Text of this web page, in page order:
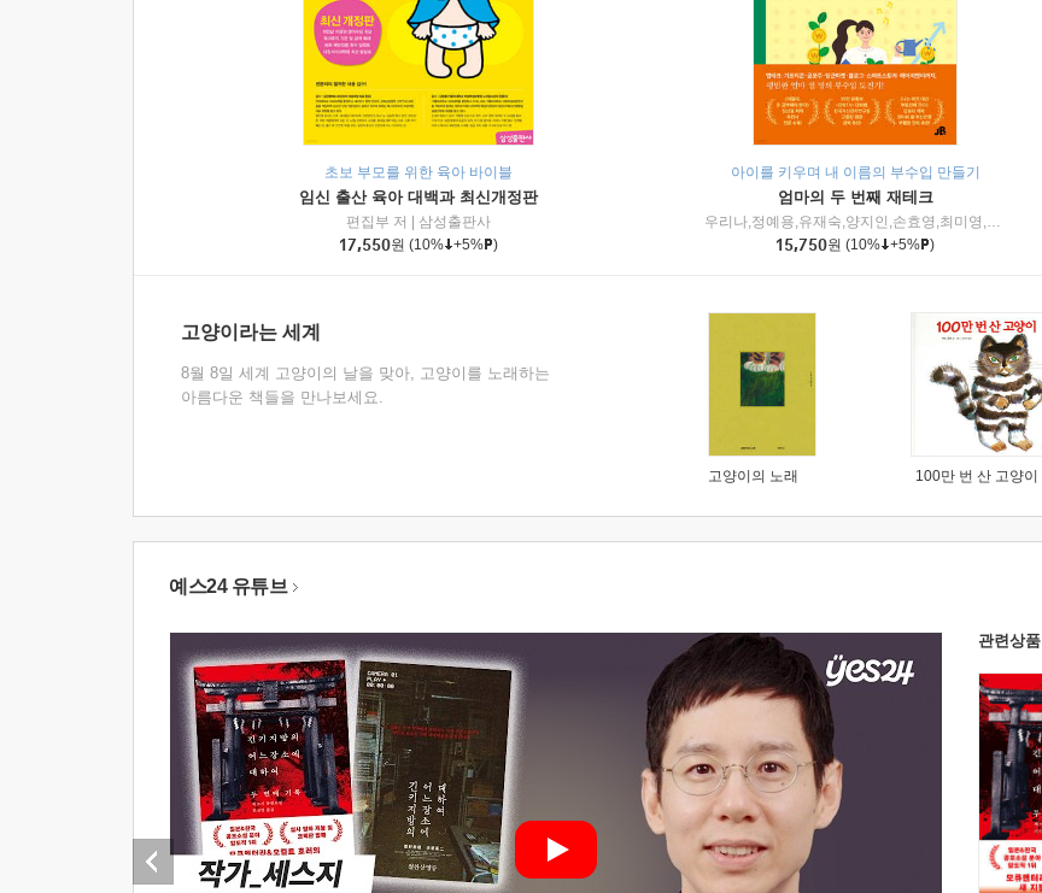
초보 부모를 위한 육아 바이블
임신 출산 육아 대백과 최신개정판
편집부 저
삼성출판사
17,550원 (10% +5% )
아이를 키우며 내 이름의 부수입 만들기
엄마의 두 번째 재테크
우리나,정예용,유재숙,양지인,손효영,최미영,조민주,이진현,차미숙,서미숙 저
15,750원 (10% +5% )
고양이라는 세계
8월 8일 세계 고양이의 날을 맞아, 고양이를 노래하는
아름다운 책들을 만나보세요.
고양이의 노래 100만 번 산 고양이
예스24 유튜브
관련상품